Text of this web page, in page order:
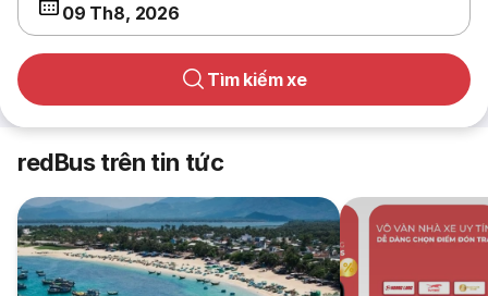
09 Th8, 2026
Tìm kiếm xe
redBus trên tin tức